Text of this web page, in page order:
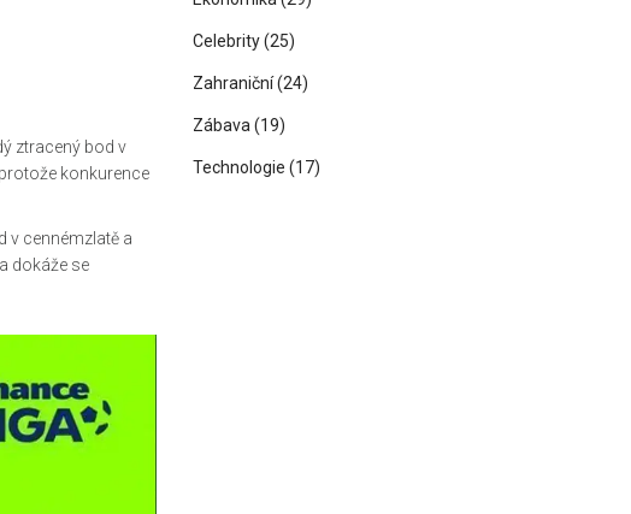
ztracený bod v
konkurence
v cennémzlatě a
dokáže se
Celebrity(25)
Zahraniční(24)
Zábava (19)
Technologie (17)